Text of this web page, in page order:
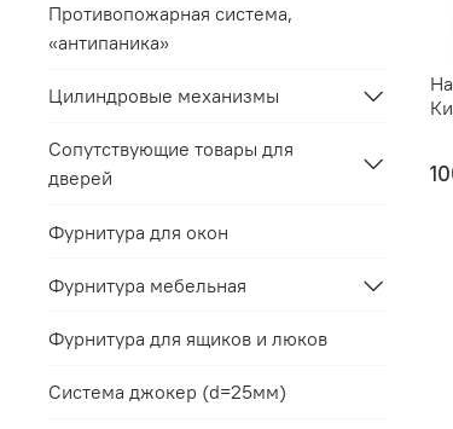
Противопожарная система,
«антипаника»
Цилиндровые механизмы
Сопутствующие товары для
дверей
Фурнитура для окон
Фурнитура мебельная
Фурнитура для ящиков и люков
Система джокер (d=25мм)